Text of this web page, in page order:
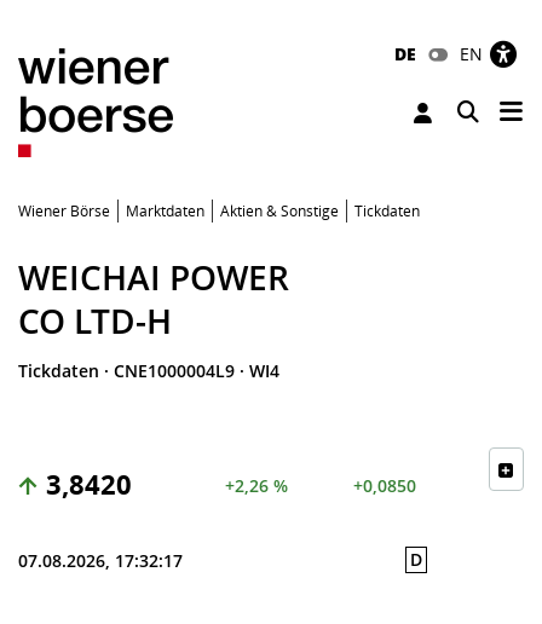
DE EN
Toggle
Wiener Börse Marktdaten Aktien & Sonstige Tickdaten
WEICHAI POWER
CO LTD-H
Tickdaten · CNE1000004L9 · WI4
3,8420 +2,26 % +0,0850
07.08.2026, 17:32:17 D